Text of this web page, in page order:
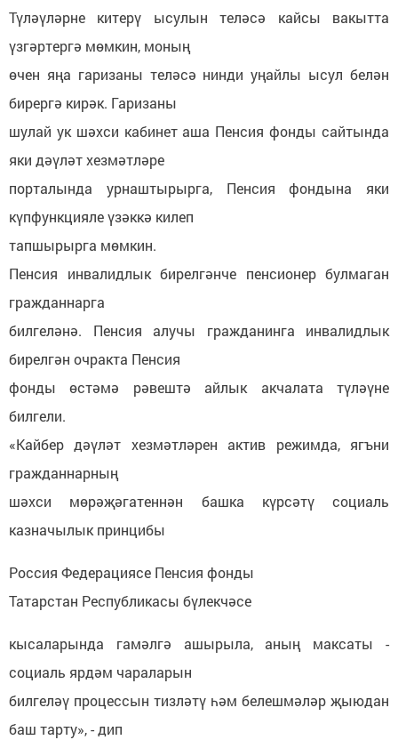
Түләүләрне китерү ысулын теләсә кайсы вакытта
үзгәртергә мөмкин, моның
өчен яңа гаризаны теләсә нинди уңайлы ысул белән
бирергә кирәк. Гаризаны
шулай ук шәхси кабинет аша Пенсия фонды сайтында
яки дәүләт хезмәтләре
порталында урнаштырырга, Пенсия фондына яки
күпфункцияле үзәккә килеп
тапшырырга мөмкин.
Пенсия инвалидлык бирелгәнче пенсионер булмаган
гражданнарга
билгеләнә. Пенсия алучы гражданинга инвалидлык
бирелгән очракта Пенсия
фонды өстәмә рәвештә айлык акчалата түләүне
билгели.
«Кайбер дәүләт хезмәтләрен актив режимда, ягъни
гражданнарның
шәхси мөрәҗәгатеннән башка күрсәтү социаль
казначылык принцибы
Россия Федерациясе Пенсия фонды
Татарстан Республикасы бүлекчәсе
кысаларында гамәлгә ашырыла, аның максаты -
социаль ярдәм чараларын
билгеләү процессын тизләтү һәм белешмәләр җыюдан
баш тарту», - дип